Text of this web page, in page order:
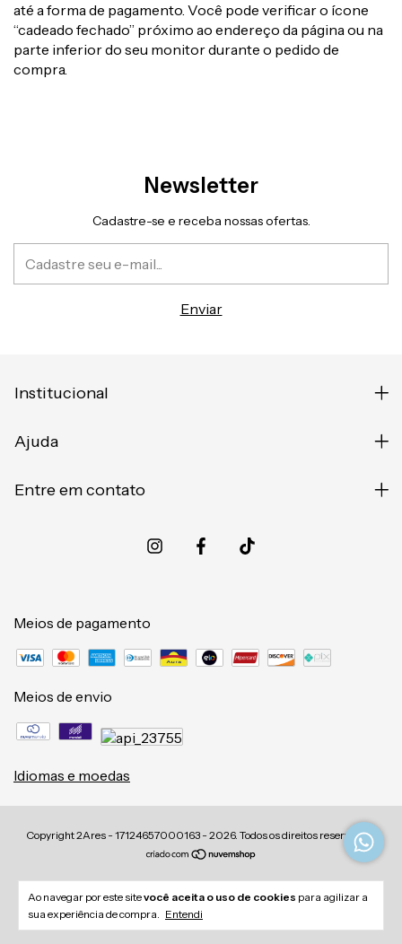
Ao navegar por este sitevocê aceita o uso de cookies para agilizar a
sua experiência de compra. Entendi
até a forma de pagamento. Você pode verificar o ícone
“cadeado fechado” próximo ao endereço da página ou na
parte inferior do seu monitor durante o pedido de
compra.
Newsletter
Cadastre-se e receba nossas ofertas.
Institucional
Ajuda
Entre em contato
Meios de pagamento
Meios de envio
Idiomas e moedas
Copyright 2Ares - 17124657000163 - 2026. Todos os direitos reservados.